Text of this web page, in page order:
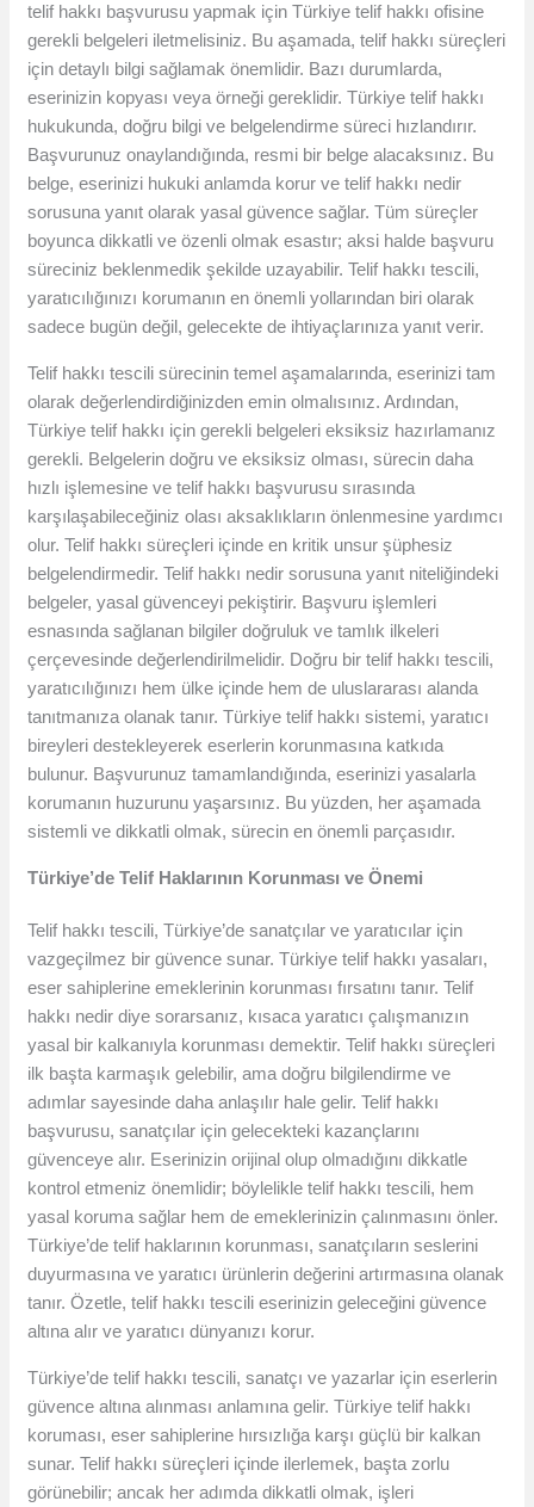
telif hakkı başvurusu yapmak için Türkiye telif hakkı ofisine
gerekli belgeleri iletmelisiniz. Bu aşamada, telif hakkı süreçleri
için detaylı bilgi sağlamak önemlidir. Bazı durumlarda,
eserinizin kopyası veya örneği gereklidir. Türkiye telif hakkı
hukukunda, doğru bilgi ve belgelendirme süreci hızlandırır.
Başvurunuz onaylandığında, resmi bir belge alacaksınız. Bu
belge, eserinizi hukuki anlamda korur ve telif hakkı nedir
sorusuna yanıt olarak yasal güvence sağlar. Tüm süreçler
boyunca dikkatli ve özenli olmak esastır; aksi halde başvuru
süreciniz beklenmedik şekilde uzayabilir. Telif hakkı tescili,
yaratıcılığınızı korumanın en önemli yollarından biri olarak
sadece bugün değil, gelecekte de ihtiyaçlarınıza yanıt verir.
Telif hakkı tescili sürecinin temel aşamalarında, eserinizi tam
olarak değerlendirdiğinizden emin olmalısınız. Ardından,
Türkiye telif hakkı için gerekli belgeleri eksiksiz hazırlamanız
gerekli. Belgelerin doğru ve eksiksiz olması, sürecin daha
hızlı işlemesine ve telif hakkı başvurusu sırasında
karşılaşabileceğiniz olası aksaklıkların önlenmesine yardımcı
olur. Telif hakkı süreçleri içinde en kritik unsur şüphesiz
belgelendirmedir. Telif hakkı nedir sorusuna yanıt niteliğindeki
belgeler, yasal güvenceyi pekiştirir. Başvuru işlemleri
esnasında sağlanan bilgiler doğruluk ve tamlık ilkeleri
çerçevesinde değerlendirilmelidir. Doğru bir telif hakkı tescili,
yaratıcılığınızı hem ülke içinde hem de uluslararası alanda
tanıtmanıza olanak tanır. Türkiye telif hakkı sistemi, yaratıcı
bireyleri destekleyerek eserlerin korunmasına katkıda
bulunur. Başvurunuz tamamlandığında, eserinizi yasalarla
korumanın huzurunu yaşarsınız. Bu yüzden, her aşamada
sistemli ve dikkatli olmak, sürecin en önemli parçasıdır.
Türkiye’de Telif Haklarının Korunması ve Önemi
Telif hakkı tescili, Türkiye’de sanatçılar ve yaratıcılar için
vazgeçilmez bir güvence sunar. Türkiye telif hakkı yasaları,
eser sahiplerine emeklerinin korunması fırsatını tanır. Telif
hakkı nedir diye sorarsanız, kısaca yaratıcı çalışmanızın
yasal bir kalkanıyla korunması demektir. Telif hakkı süreçleri
ilk başta karmaşık gelebilir, ama doğru bilgilendirme ve
adımlar sayesinde daha anlaşılır hale gelir. Telif hakkı
başvurusu, sanatçılar için gelecekteki kazançlarını
güvenceye alır. Eserinizin orijinal olup olmadığını dikkatle
kontrol etmeniz önemlidir; böylelikle telif hakkı tescili, hem
yasal koruma sağlar hem de emeklerinizin çalınmasını önler.
Türkiye’de telif haklarının korunması, sanatçıların seslerini
duyurmasına ve yaratıcı ürünlerin değerini artırmasına olanak
tanır. Özetle, telif hakkı tescili eserinizin geleceğini güvence
altına alır ve yaratıcı dünyanızı korur.
Türkiye’de telif hakkı tescili, sanatçı ve yazarlar için eserlerin
güvence altına alınması anlamına gelir. Türkiye telif hakkı
koruması, eser sahiplerine hırsızlığa karşı güçlü bir kalkan
sunar. Telif hakkı süreçleri içinde ilerlemek, başta zorlu
görünebilir; ancak her adımda dikkatli olmak, işleri